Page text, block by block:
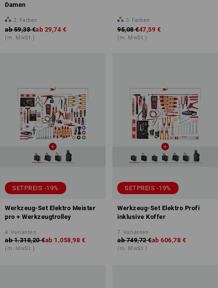
Damen
2 Farben
ab 59,38 €ab 29,74 €
(m. MwSt.)
3 Farben
95,08 €47,59 €
(m. MwSt.)
SETPREIS -19%
Werkzeug-Set Elektro Meister
pro + Werkzeugtrolley
4 Varianten
ab 1.318,20 €ab 1.058,98 €
(m. MwSt.)
SETPREIS -19%
Werkzeug-Set Elektro Profi
inklusive Koffer
7 Varianten
ab 749,72 €ab 606,78 €
(m. MwSt.)